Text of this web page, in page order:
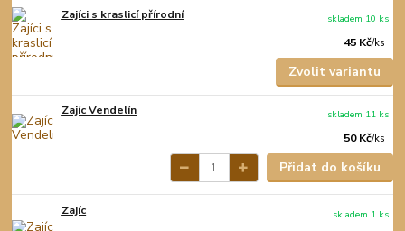
Zajíci s kraslicí přírodní
45 Kč/ks
skladem 10 ks
Zvolit variantu
Zajíc Vendelín
50 Kč/ks
skladem 11 ks
Přidat do košíku
Zajíc
skladem 1 ks